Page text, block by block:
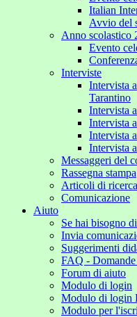
Italian
Avvio del
Anno scolastico
Evento
Interviste
Intervista
Tarantino
Intervista
Intervista
Intervista
Intervista
Messaggeri del
Rassegna stampa
Articoli di ricerca
Comunicazione
Aiuto
Se hai bisogno
Invia
Suggerimenti
FAQ - Domande
Forum di aiuto
Modulo di login
Modulo di login
Modulo per